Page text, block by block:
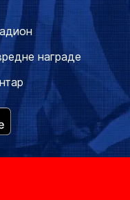
награде